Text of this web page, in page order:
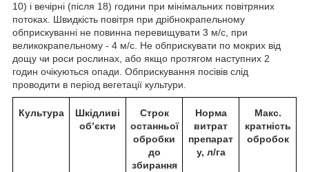
10) і вечірні (після 18) години при мінімальних повітряних
потоках. Швидкість повітря при дрібнокрапельному
обприскуванні не повинна перевищувати 3 м/с, при
великокрапельному - 4 м/с. Не обприскувати по мокрих від
дощу чи роси рослинах, або якщо протягом наступних 2
годин очікуються опади. Обприскування посівів слід
проводити в період вегетації культури.
Культура
Шкідливі
об’єкти
Строк
останньої
обробки
до
збирання
Норма
витрат
препарат
у, л/га
Макс.
кратність
обробок